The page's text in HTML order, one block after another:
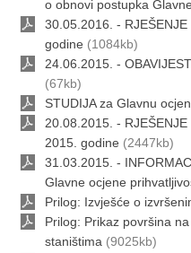
o obnovi postupka
30.05.2016. -
godine (1084kb)
24.06.2015. -
(67kb)
STUDIJA za Glavnu
20.08.2015. -
2015. godine (2447kb)
31.03.2015. -
Glavne ocjene
Prilog: Izvješće o
Prilog: Prikaz površina
staništima (9025kb)